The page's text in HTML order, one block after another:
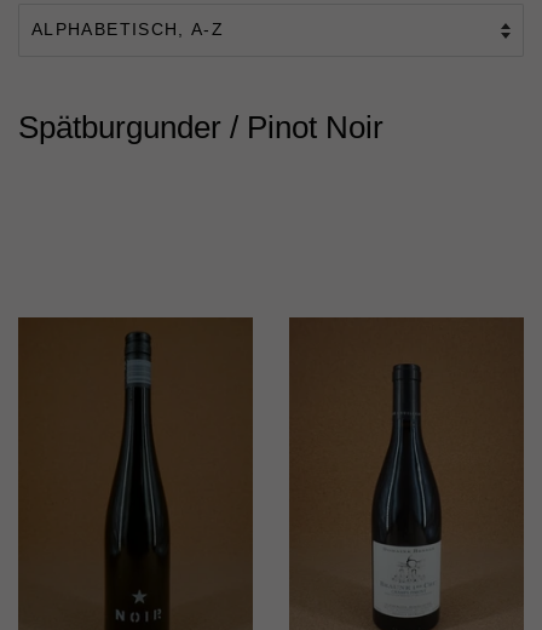
Spätburgunder / Pinot Noir